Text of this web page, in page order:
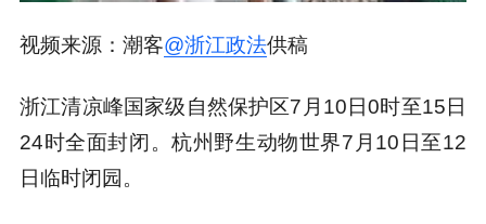
视频来源：潮客@浙江政法供稿
浙江清凉峰国家级自然保护区7月10日0时至15日
24时全面封闭。杭州野生动物世界7月10日至12
日临时闭园。